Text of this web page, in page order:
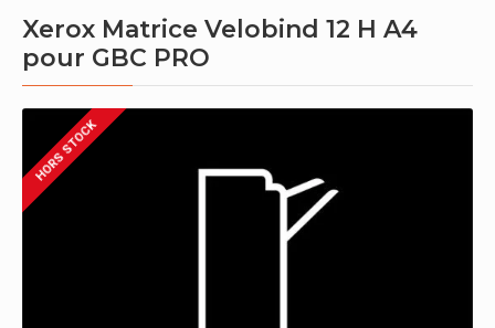
Xerox Matrice Velobind 12 H A4
pour GBC PRO
HORS STOCK